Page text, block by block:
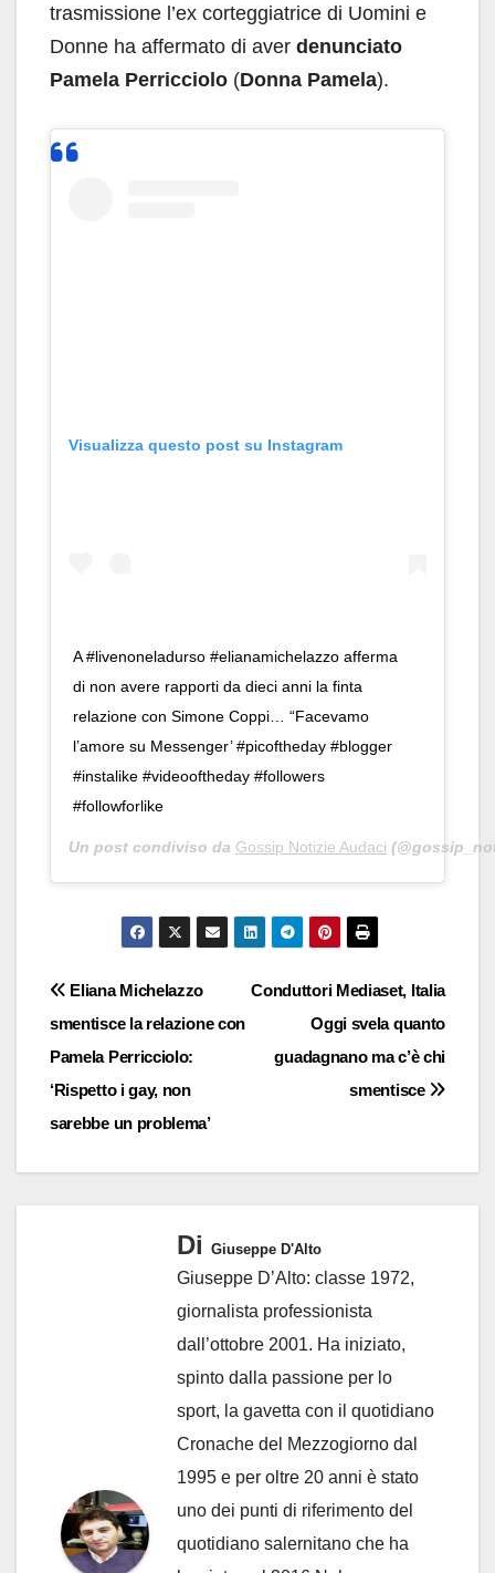
trasmissione l’ex corteggiatrice di Uomini e
Donne ha affermato di aver denunciato
Pamela Perricciolo (Donna Pamela).
Visualizza questo post su Instagram
A #livenoneladurso #elianamichelazzo afferma
di non avere rapporti da dieci anni la finta
relazione con Simone Coppi… “Facevamo
l’amore su Messenger’ #picoftheday #blogger
#instalike #videooftheday #followers
#followforlike
Un post condiviso da Gossip Notizie Audaci
Navigazione
articoli
Conduttori Mediaset, Italia
Oggi svela quanto
guadagnano ma c’è chi
smentisce
Eliana Michelazzo
smentisce la relazione con
Pamela Perricciolo:
‘Rispetto i gay, non
sarebbe un problema’
Di Giuseppe D'Alto
Giuseppe D’Alto: classe 1972,
giornalista professionista
dall’ottobre 2001. Ha iniziato,
spinto dalla passione per lo
sport, la gavetta con il quotidiano
Cronache del Mezzogiorno dal
1995 e per oltre 20 anni è stato
uno dei punti di riferimento del
quotidiano salernitano che ha